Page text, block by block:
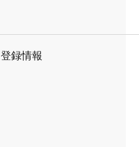
登録情報